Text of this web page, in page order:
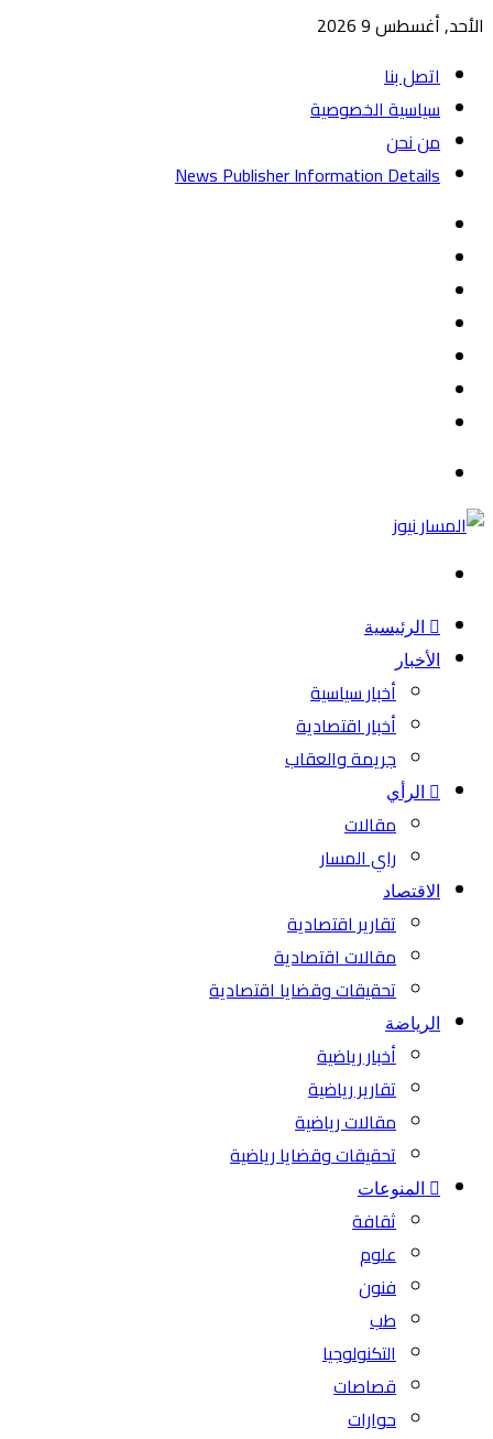
الأحد, أغسطس 9 2026
اتصل بنا
سياسية الخصوصية
من نحن
News Publisher Information Details
الرئيسية
الأخبار
أخبار سياسية
أخبار اقتصادية
جريمة والعقاب
الرأي
مقالات
راي المسار
الاقتصاد
تقارير اقتصادية
مقالات اقتصادية
تحقيقات وقضايا اقتصادية
الرياضة
أخبار رياضية
تقارير رياضية
مقالات رياضية
تحقيقات وقضايا رياضية
المنوعات
ثقافة
علوم
فنون
طب
التكنولوجيا
قصاصات
حوارات